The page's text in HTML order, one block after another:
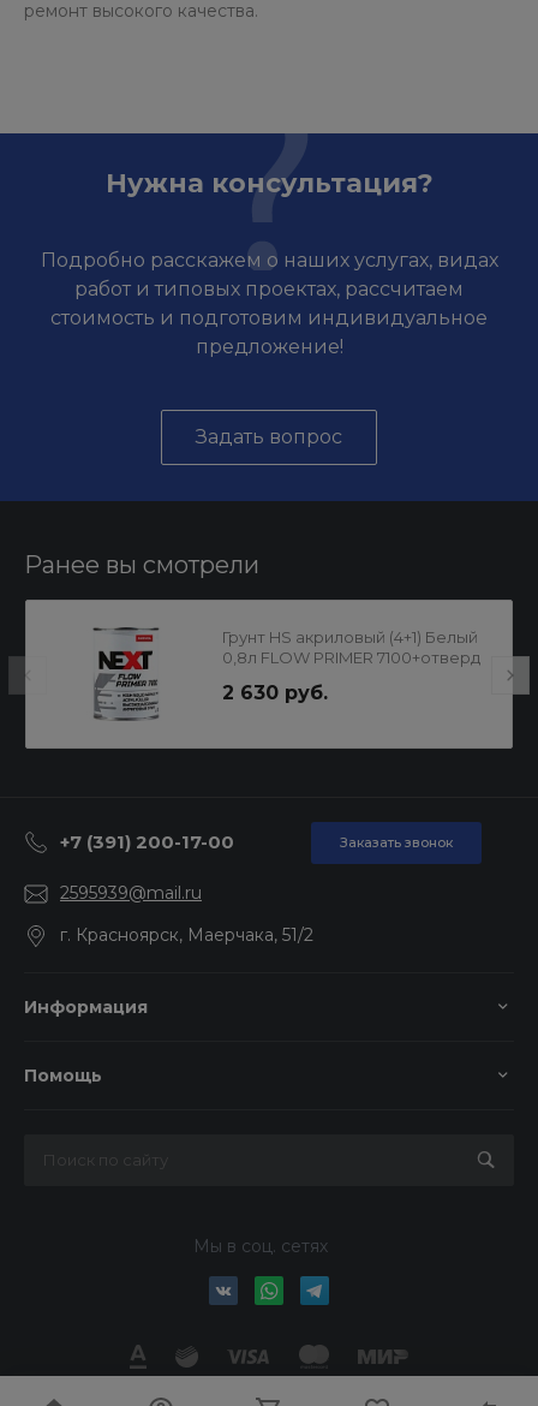
ремонт высокого качества.
Нужна консультация?
Подробно расскажем о наших услугах, видах
работ и типовых проектах, рассчитаем
стоимость и подготовим индивидуальное
предложение!
Задать вопрос
Ранее вы смотрели
Грунт HS акриловый (4+1) Белый
0,8л FLOW PRIMER 7100+отверд
2 630 руб.
+7 (391) 200-17-00 Заказать звонок
2595939@mail.ru
г. Красноярск, Маерчака, 51/2
Информация
Помощь
Мы в соц. сетях